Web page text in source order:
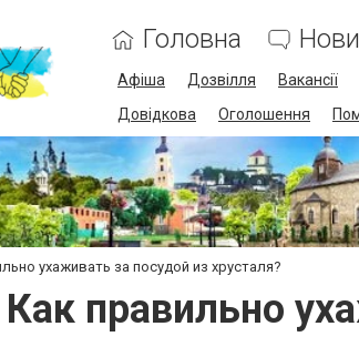
Головна
Афіша Дозвілля Вакансії
Довідкова
Оголошення
ухаживать за посудой из хрусталя?
Как правильно